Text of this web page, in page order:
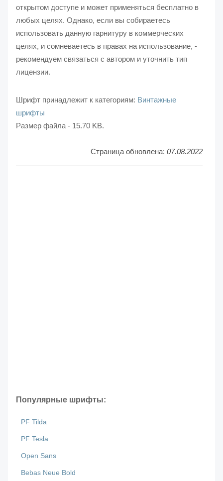
открытом доступе и может применяться бесплатно в
любых целях. Однако, если вы собираетесь
использовать данную гарнитуру в коммерческих
целях, и сомневаетесь в правах на использование, -
рекомендуем связаться с автором и уточнить тип
лицензии.
Шрифт принадлежит к категориям: Винтажные
шрифты
Размер файла - 15.70 KB.
Страница обновлена: 07.08.2022
Популярные шрифты:
PF Tilda
PF Tesla
Open Sans
Bebas Neue Bold